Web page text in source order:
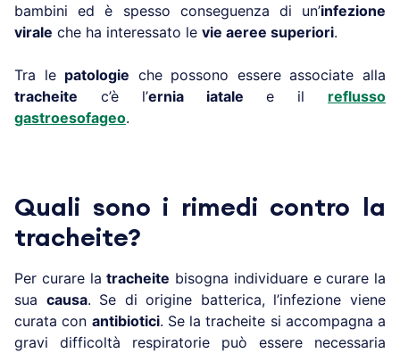
bambini ed è spesso conseguenza di un’infezione
virale che ha interessato le vie aeree superiori.
Tra le patologie che possono essere associate alla
tracheite c’è l’ernia iatale e il reflusso
gastroesofageo.
Quali sono i rimedi contro la
tracheite?
Per curare latracheite bisogna individuare e curare la
sua causa. Se di origine batterica, l’infezione viene
curata con antibiotici. Se la tracheite si accompagna a
gravi difficoltà respiratorie può essere necessaria